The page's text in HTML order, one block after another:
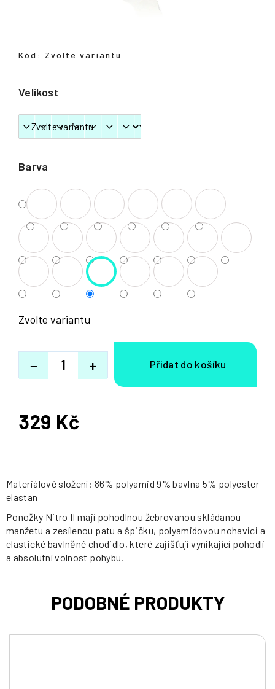
Barva
Velikost
Zvolte variantu
+
−
Kód: Zvolte variantu
329 Kč
Měrná
Materiálové složení: 86% polyamid 9% bavlna 5% polyester-
elastan
Ponožky Nitro II mají pohodlnou žebrovanou skládanou
manžetu a zesílenou patu a špičku, polyamidovou nohavici a
elastické bavlněné chodidlo, které zajišťují vynikající pohodlí
a absolutní volnost pohybu.